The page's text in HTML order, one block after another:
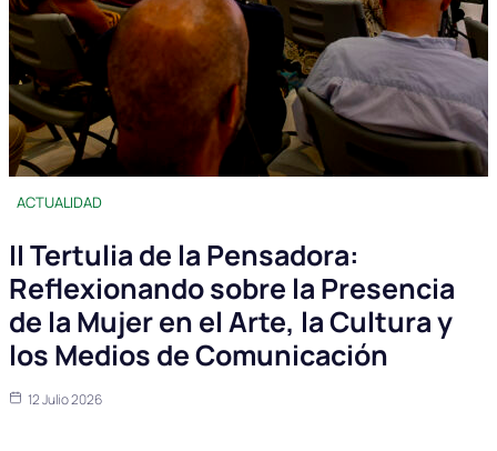
ACTUALIDAD
II Tertulia de la Pensadora:
Reflexionando sobre la Presencia
de la Mujer en el Arte, la Cultura y
los Medios de Comunicación
12 Julio 2026